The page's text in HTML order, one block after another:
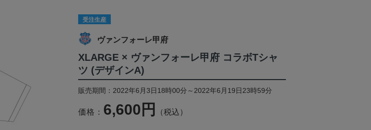
受注生産
ヴァンフォーレ甲府
XLARGE × ヴァンフォーレ甲府 コラボTシャ
ツ (デザインA)
販売期間：2022年6月3日18時00分～2022年6月19日23時59分
価格： 6,600円 （税込）